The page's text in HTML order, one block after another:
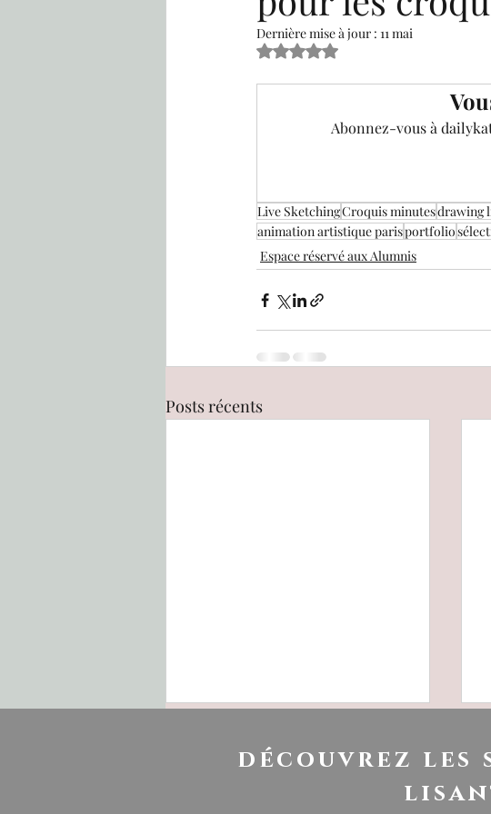
Gestion administrative & financière
Rencontre avec...
Espace réservé aux Alumnis Guide
Dernière mise à jour : 11 mai
Noté NaN étoiles sur 5.
Abonnez-vous à
Live SketchingCroquis minutesdrawing
animation artistique parisportfolio
Espace réservé aux Alumnis
Posts récents
découvrez les